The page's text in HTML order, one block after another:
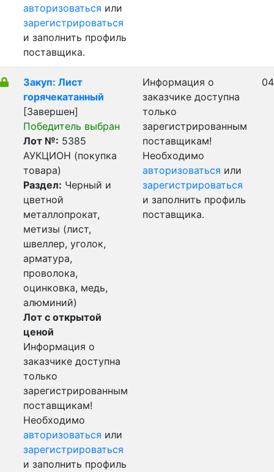
авторизоваться или
зарегистрироваться
и заполнить профиль
поставщика.
Закуп: Лист
горячекатанный
[Завершен]
Победитель выбран
Лот №: 5385
АУКЦИОН (покупка
товара)
Раздел: Черный и
цветной
металлопрокат,
метизы (лист,
швеллер, уголок,
арматура,
проволока,
оцинковка, медь,
алюминий)
Лот с открытой
ценой
Информация о
заказчике доступна
только
зарегистрированным
поставщикам!
Необходимо
авторизоваться или
зарегистрироваться
и заполнить профиль
Информация о
заказчике доступна
только
зарегистрированным
поставщикам!
Необходимо
авторизоваться или
зарегистрироваться
и заполнить профиль
поставщика.